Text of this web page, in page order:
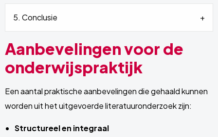
5. Conclusie
Aanbevelingen voor de
onderwijspraktijk
Een aantal praktische aanbevelingen die gehaald kunnen
worden uit het uitgevoerde literatuuronderzoek zijn:
Structureel en integraal